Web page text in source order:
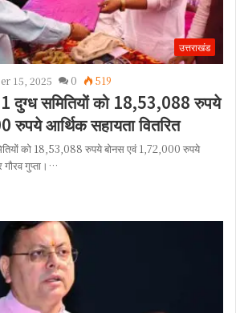
उत्तराखंड
15, 2025 0 519
समितियों को 18,53,088 रुपये
आर्थिक सहायता वितरित
को 18,53,088 रुपये बोनस एवं 1,72,000 रुपये
गौरव गुप्ता।…